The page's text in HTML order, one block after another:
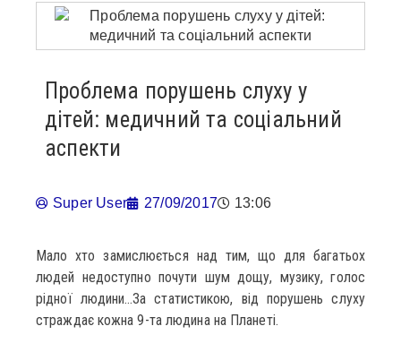
Проблема порушень слуху у
дітей: медичний та соціальний
аспекти
Super User 27/09/2017 13:06
Мало хто замислюється над тим, що для багатьох
людей недоступно почути шум дощу, музику, голос
рідної людини…За статистикою, від порушень слуху
страждає кожна 9-та людина на Планеті.